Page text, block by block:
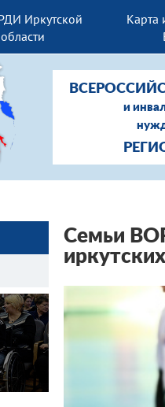
Иркутской
области
Карта
и
Семьи